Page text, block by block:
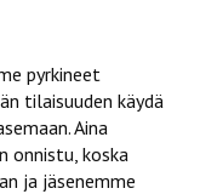
pyrkineet
tilaisuuden käydä
Aina
onnistu, koska
ja jäsenemme